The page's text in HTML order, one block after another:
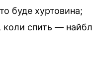
буде хуртовина;
спить —